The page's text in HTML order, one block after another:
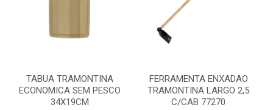
TABUA TRAMONTINA
ECONOMICA SEM PESCO
34X19CM
FERRAMENTA ENXADAO
TRAMONTINA LARGO 2,5
C/CAB 77270